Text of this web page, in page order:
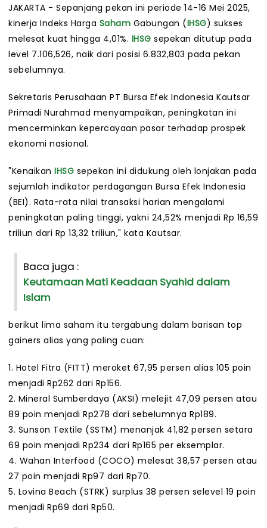
JAKARTA - Sepanjang pekan ini periode 14-16 Mei 2025,
kinerja Indeks Harga Saham Gabungan (IHSG) sukses
melesat kuat hingga 4,01%. IHSG sepekan ditutup pada
level 7.106,526, naik dari posisi 6.832,803 pada pekan
sebelumnya.
Sekretaris Perusahaan PT Bursa Efek Indonesia Kautsar
Primadi Nurahmad menyampaikan, peningkatan ini
mencerminkan kepercayaan pasar terhadap prospek
ekonomi nasional.
"Kenaikan IHSG sepekan ini didukung oleh lonjakan pada
sejumlah indikator perdagangan Bursa Efek Indonesia
(BEI). Rata-rata nilai transaksi harian mengalami
peningkatan paling tinggi, yakni 24,52% menjadi Rp 16,59
triliun dari Rp 13,32 triliun," kata Kautsar.
Baca juga :
Keutamaan Mati Keadaan Syahid dalam
Islam
berikut lima saham itu tergabung dalam barisan top
gainers alias yang paling cuan:
1. Hotel Fitra (FITT) meroket 67,95 persen alias 105 poin
menjadi Rp262 dari Rp156.
2. Mineral Sumberdaya (AKSI) melejit 47,09 persen atau
89 poin menjadi Rp278 dari sebelumnya Rp189.
3. Sunson Textile (SSTM) menanjak 41,82 persen setara
69 poin menjadi Rp234 dari Rp165 per eksemplar.
4. Wahan Interfood (COCO) melesat 38,57 persen atau
27 poin menjadi Rp97 dari Rp70.
5. Lovina Beach (STRK) surplus 38 persen selevel 19 poin
menjadi Rp69 dari Rp50.